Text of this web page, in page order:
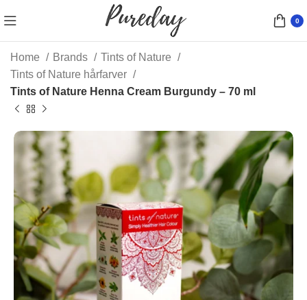
0
Home Brands
Tints of Nature
Tints of Nature hårfarver
Tints of Nature Henna Cream Burgundy – 70 ml